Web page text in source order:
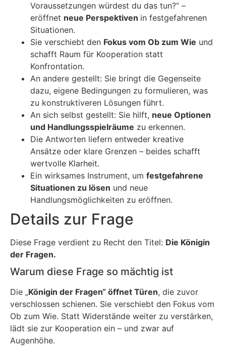
Voraussetzungen würdest du das tun?“ –
eröffnet neue Perspektiven in festgefahrenen
Situationen.
Sie verschiebt den Fokus vom Ob zum Wie und
schafft Raum für Kooperation statt
Konfrontation.
An andere gestellt: Sie bringt die Gegenseite
dazu, eigene Bedingungen zu formulieren, was
zu konstruktiveren Lösungen führt.
An sich selbst gestellt: Sie hilft, neue Optionen
und Handlungsspielräume zu erkennen.
Die Antworten liefern entweder kreative
Ansätze oder klare Grenzen – beides schafft
wertvolle Klarheit.
Ein wirksames Instrument, um festgefahrene
Situationen zu lösen und neue
Handlungsmöglichkeiten zu eröffnen.
Details zur Frage
Diese Frage verdient zu Recht den Titel: Die Königin
der Fragen.
Warum diese Frage so mächtig ist
Die „Königin der Fragen“ öffnet Türen, die zuvor
verschlossen schienen. Sie verschiebt den Fokus vom
Ob zum Wie. Statt Widerstände weiter zu verstärken,
lädt sie zur Kooperation ein – und zwar auf
Augenhöhe.